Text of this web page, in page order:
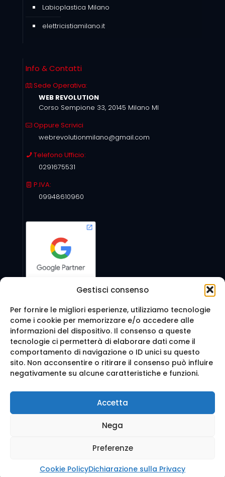
Gestisci consenso
Per fornire le migliori esperienze, utilizziamo tecnologie
come i cookie per memorizzare e/o accedere alle
informazioni del dispositivo. Il consenso a queste
tecnologie ci permetterà di elaborare dati come il
comportamento di navigazione o ID unici su questo
sito. Non acconsentire o ritirare il consenso può influire
negativamente su alcune caratteristiche e funzioni.
Accetta
Nega
Preferenze
Cookie PolicyDichiarazione sulla Privacy
Labioplastica Milano
elettricistiamilano.it
Info & Contatti
Sede Operativa:
WEB REVOLUTION
Corso Sempione 33, 20145 Milano MI
Oppure Scrivici
webrevolutionmilano@gmail.com
Telefono Ufficio:
0291675531
P.IVA:
09948610960
Seguici anche su:
© 2016 Web Agency Milano - WEB REVOLUTION MILANO
SRLS. All Rights Reserved.
enzia Web Milano
ati